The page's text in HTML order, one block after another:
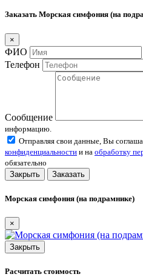
Заказать Морская симфония (на
×
ФИО
Телефон
Сообщение
информацию.
Отправляя свои данные, Вы
конфиденциальности и на обработку
обязательно
Закрыть
Заказать
Морская симфония (на подрамнике)
×
Закрыть
Расчитать стоимость